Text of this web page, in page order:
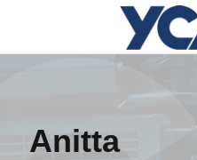
Anitta